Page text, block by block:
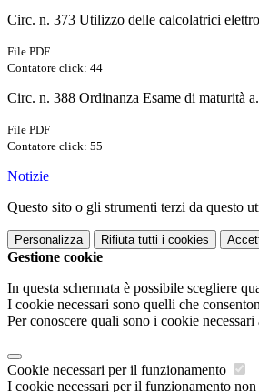
Circ. n. 373 Utilizzo delle calcolatrici
File PDF
Contatore click: 44
Circ. n. 388 Ordinanza Esame di maturità
File PDF
Contatore click: 55
Notizie
Questo sito o gli strumenti terzi da questo
Personalizza Rifiuta tutti i cookies
Gestione cookie
In questa schermata è possibile scegliere
I cookie necessari sono quelli che
Per conoscere quali sono i cookie
Cookie necessari per il funzionamento
I cookie necessari per il funzionamento